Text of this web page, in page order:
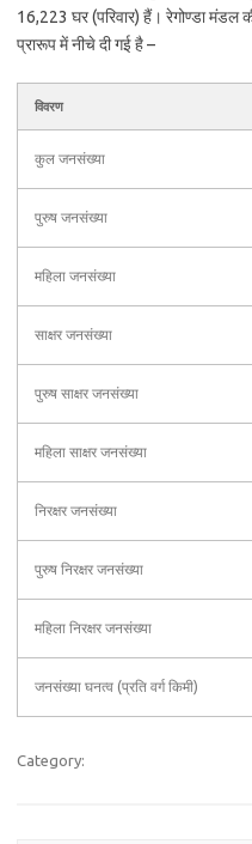
16,223 घर (परिवार) हैं। रेगोण्डा मंडल
प्रारूप में नीचे दी गई है –
विवरण
कुल जनसंख्या
पुरुष जनसंख्या
महिला जनसंख्या
साक्षर जनसंख्या
पुरुष साक्षर जनसंख्या
महिला साक्षर जनसंख्या
निरक्षर जनसंख्या
पुरुष निरक्षर जनसंख्या
महिला निरक्षर जनसंख्या
जनसंख्या घनत्व (प्रति वर्ग किमी)
Category: